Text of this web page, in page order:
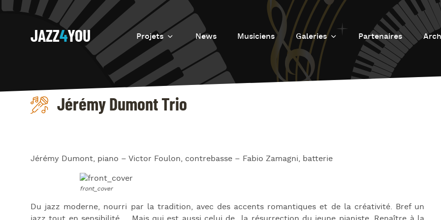
JAZZ4YOU Projets
Introduction
Resurrection
Eretz
News Musiciens Galeries
Galerie photos
Galerie Vidéos
Partenaires
Jérémy Dumont Trio
Jérémy Dumont, piano – Victor Foulon, contrebasse – Fabio Zamagni, batterie
Du jazz moderne, nourri par la tradition, avec des accents romantiques et de la créativité. Bref un